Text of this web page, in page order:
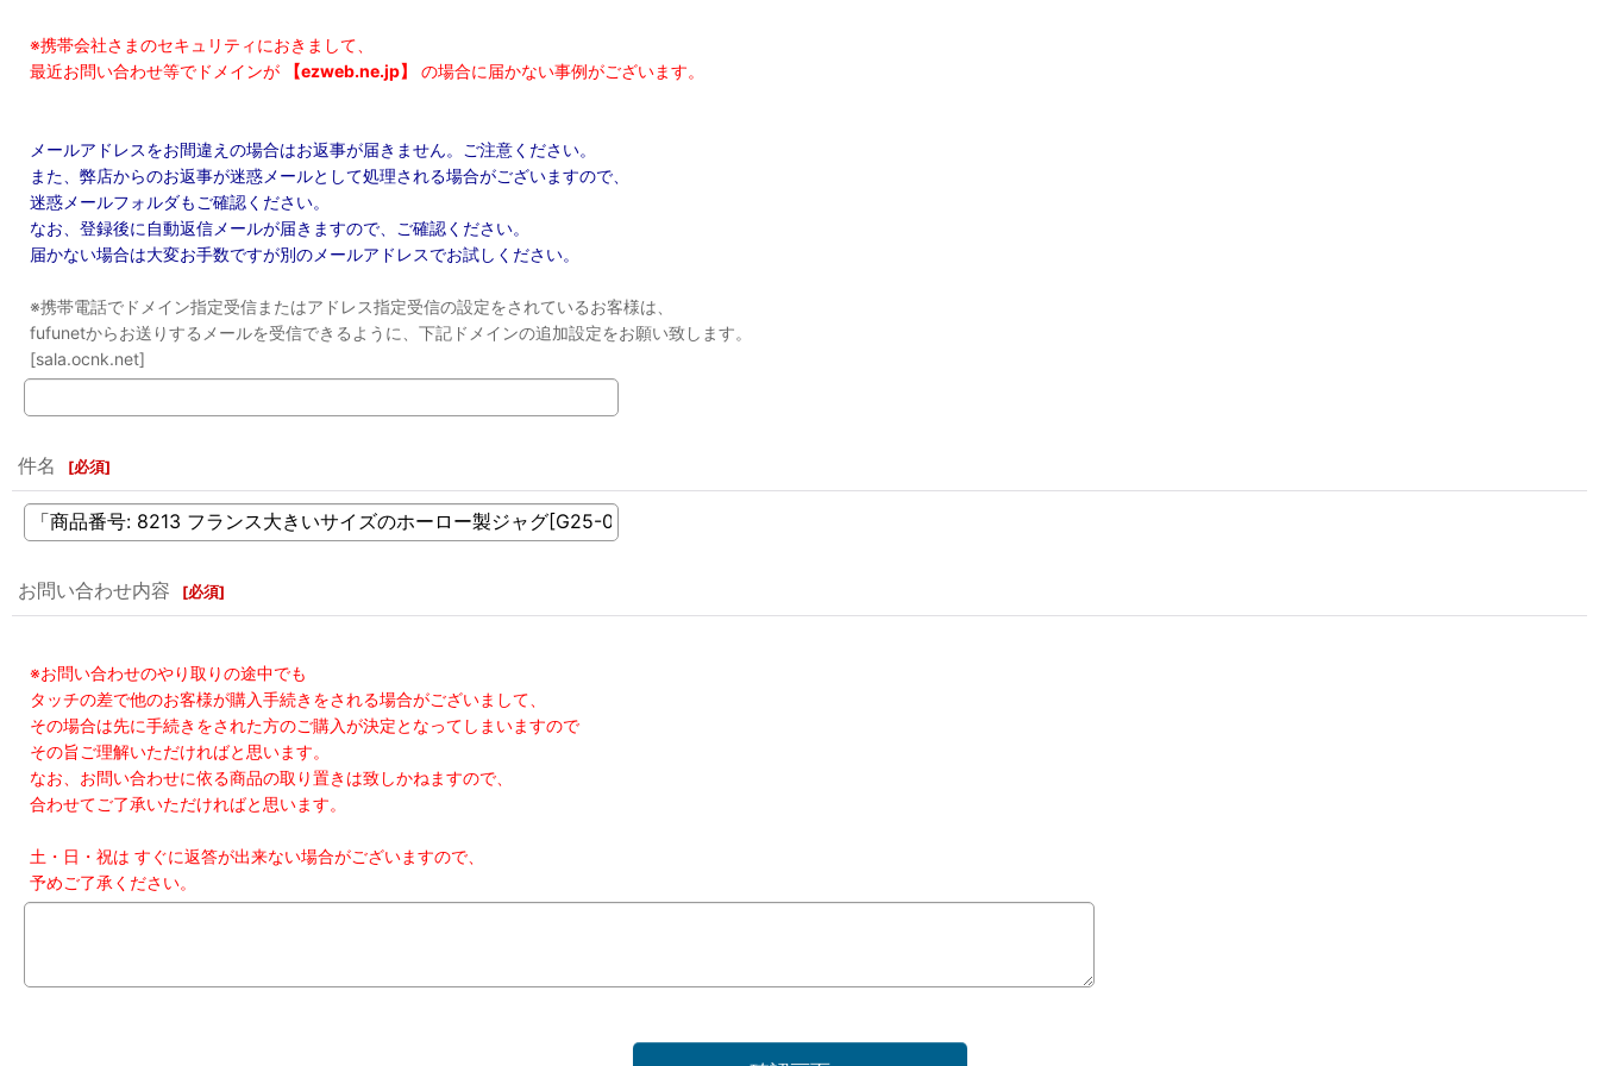
※携帯会社さまのセキュリティにおきまして、
最近お問い合わせ等でドメインが
【ezweb.ne.jp】 の場合に届かない事例がございます。
メールアドレスをお間違えの場合はお返事が届きません。ご注意ください。
また、弊店からのお返事が迷惑メールとして処理される場合がございますので、
迷惑メールフォルダもご確認ください。
なお、登録後に自動返信メールが届きますので、ご確認ください。
届かない場合は大変お手数ですが別のメールアドレスでお試しください。
※携帯電話でドメイン指定受信またはアドレス指定受信の設定をされているお客様は、
fufunetからお送りするメールを受信できるように、下記ドメインの追加設定をお願い致します。
[sala.ocnk.net]
件名 [必須]
お問い合わせ内容 [必須]
※お問い合わせのやり取りの途中でも
タッチの差で他のお客様が購入手続きをされる場合がございまして、
その場合は先に手続きをされた方のご購入が決定となってしまいますので
その旨ご理解いただければと思います。
なお、お問い合わせに依る商品の取り置きは致しかねますので、
合わせてご了承いただければと思います。
土・日・祝は すぐに返答が出来ない場合がございますので、
予めご了承ください。